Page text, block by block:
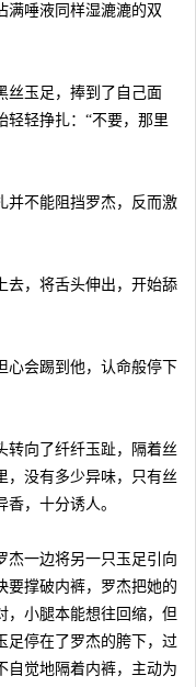
唾液同样湿漉漉的双
玉足，捧到了自己面
轻轻挣扎：“不要，那里
不能阻挡罗杰，反而激
，将舌头伸出，开始舔
会踢到他，认命般停下
向了纤纤玉趾，隔着丝
，没有多少异味，只有丝
，十分诱人。
一边将另一只玉足引向
要撑破内裤，罗杰把她的
，小腿本能想往回缩，但
足停在了罗杰的胯下，过
自觉地隔着内裤，主动为